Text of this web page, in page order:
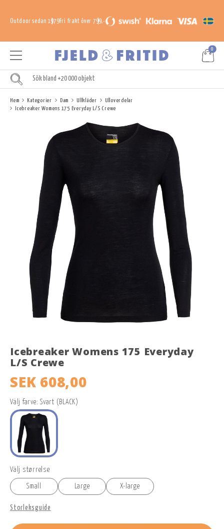
Outdoor sedan 1979Fri frakt över 799,-
0
Hem Kategorier Dam Ullkläder
Ulloverdelar
Icebreaker Womens 175 Everyday L/S Crewe
Icebreaker Womens 175 Everyday
L/S Crewe
SEK 608,00
Välj farve: Svart (BLACK)
Välj størrelse
Small Large X-large
Storleksguide